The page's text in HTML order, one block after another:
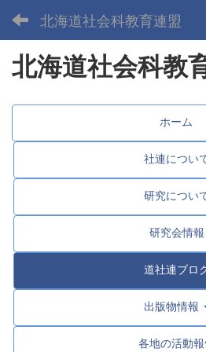
北海道社会科教育連盟
北海道社会科教
ホーム
社連につい
研究につい
研究会情報
道社連ブロ
出版物情報
各地の活動